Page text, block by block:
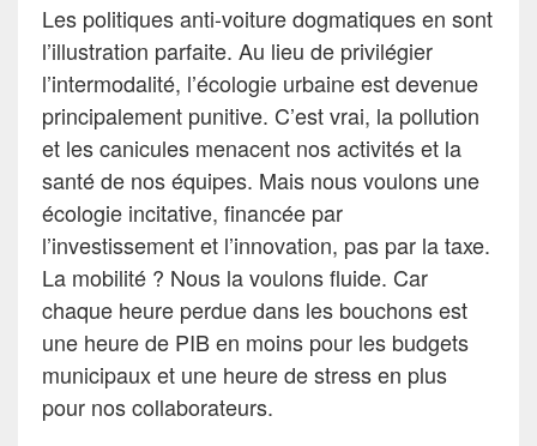
Les politiques anti-voiture dogmatiques en sont
l’illustration parfaite. Au lieu de privilégier
l’intermodalité, l’écologie urbaine est devenue
principalement punitive. C’est vrai, la pollution
et les canicules menacent nos activités et la
santé de nos équipes. Mais nous voulons une
écologie incitative, financée par
l’investissement et l’innovation, pas par la taxe.
La mobilité ? Nous la voulons fluide. Car
chaque heure perdue dans les bouchons est
une heure de PIB en moins pour les budgets
municipaux et une heure de stress en plus
pour nos collaborateurs.